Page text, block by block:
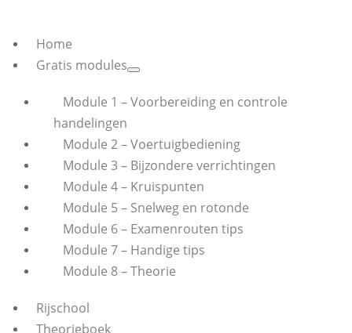
Home
Gratis modules
Module 1 – Voorbereiding en controle
handelingen
Module 2 – Voertuigbediening
Module 3 – Bijzondere verrichtingen
Module 4 – Kruispunten
Module 5 – Snelweg en rotonde
Module 6 – Examenrouten tips
Module 7 – Handige tips
Module 8 – Theorie
Rijschool
Theorieboek